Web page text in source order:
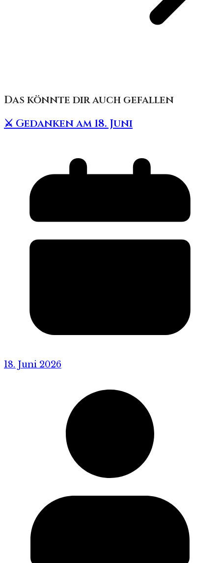
Das könnte dir auch gefallen
⚔️ Gedanken am 18. Juni
18. Juni 2026